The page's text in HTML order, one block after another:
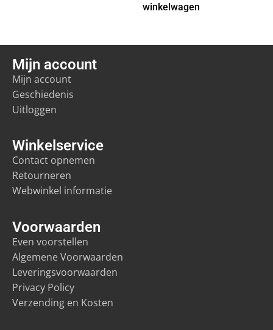
winkelwagen
Voorwaarden
Even voorstellen
Algemene Voorwaarden
Leveringsvoorwaarden
Privacy Policy
Verzending en Kosten
Winkelservice
Contact opnemen
Retourneren
Webwinkel informatie
Mijn account
Mijn account
Geschiedenis
Uitloggen